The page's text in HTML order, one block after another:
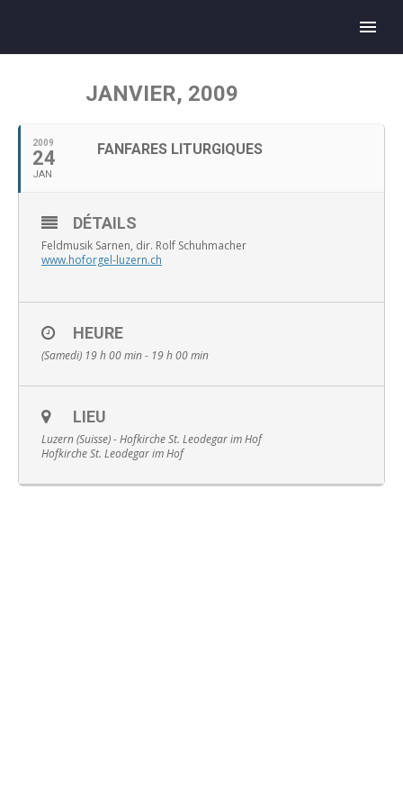
JANVIER, 2009
2009
24
JAN
FANFARES LITURGIQUES
DÉTAILS
Feldmusik Sarnen, dir. Rolf Schuhmacher
www.hoforgel-luzern.ch
HEURE
(Samedi) 19 h 00 min - 19 h 00 min
LIEU
Luzern (Suisse) - Hofkirche St. Leodegar im Hof
Hofkirche St. Leodegar im Hof